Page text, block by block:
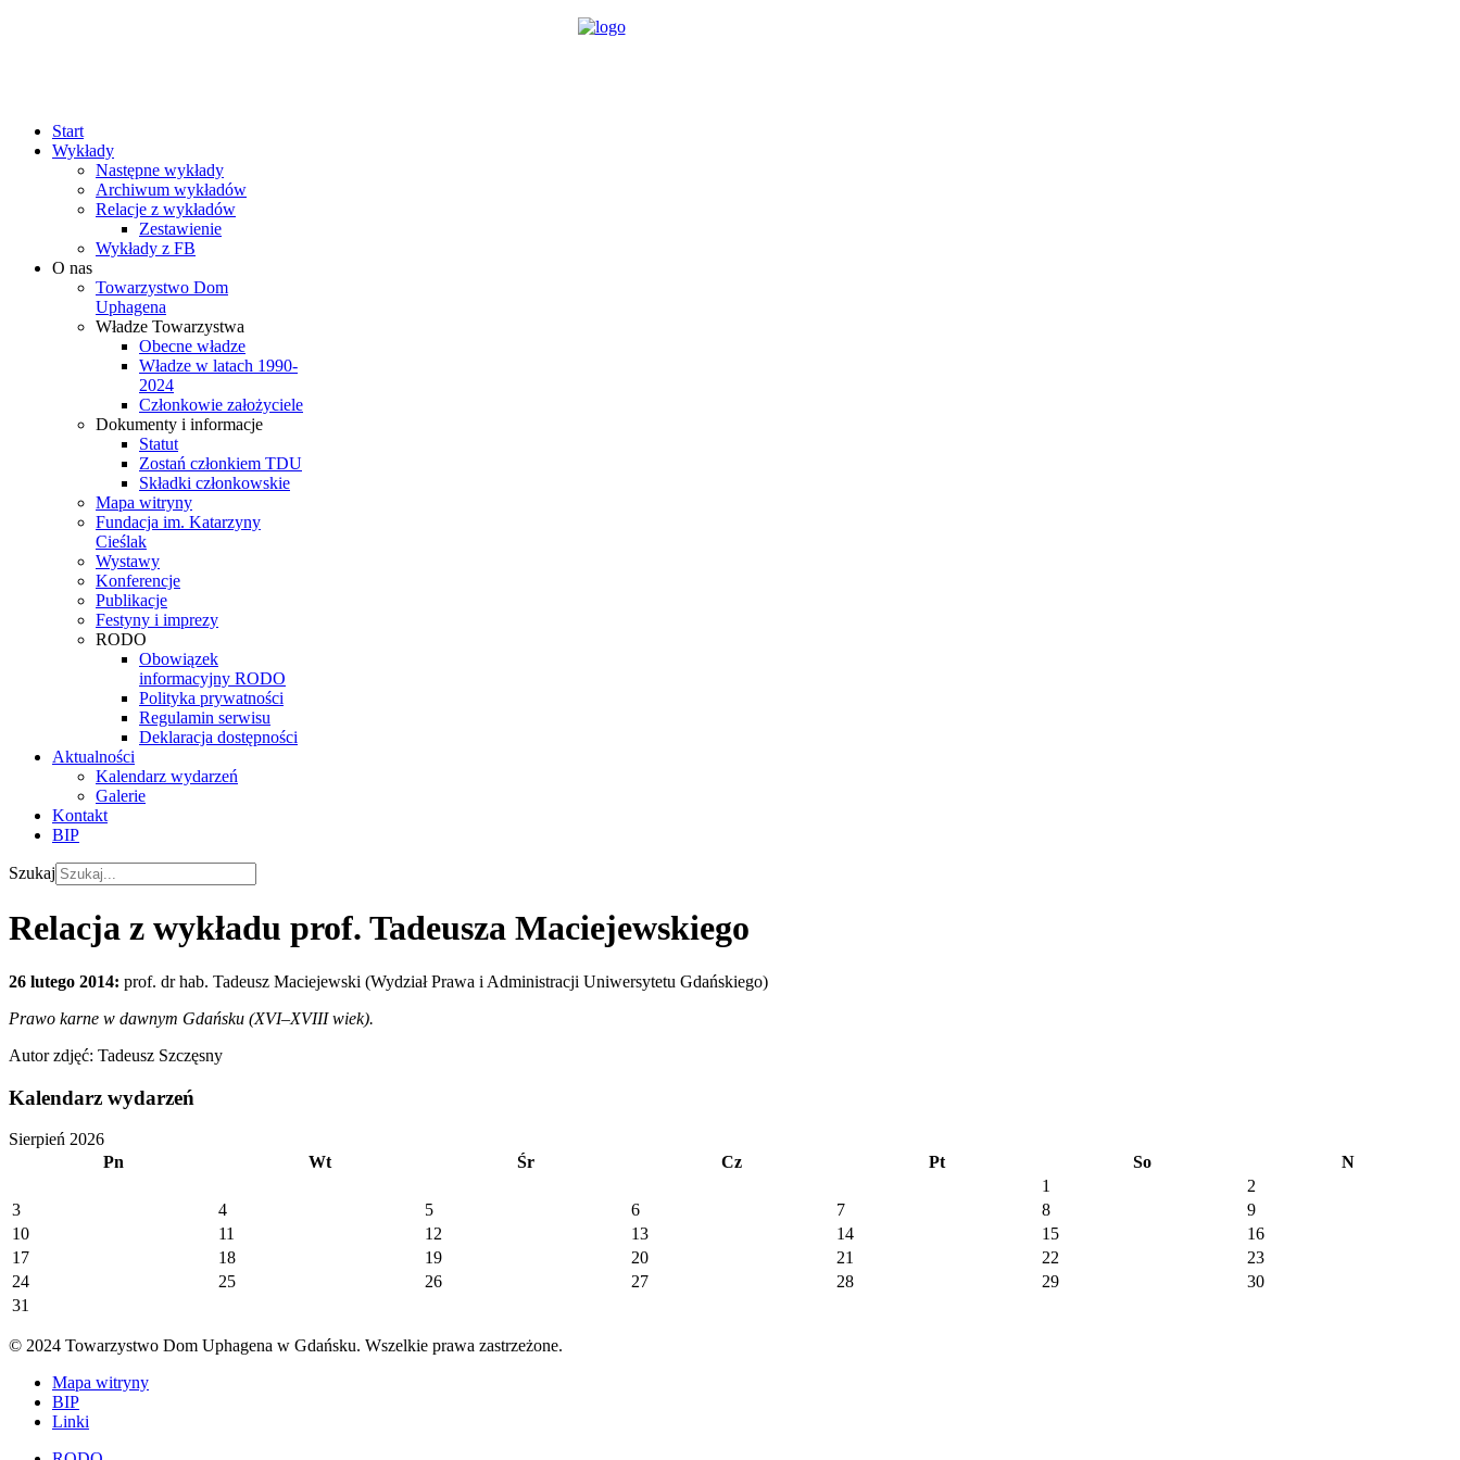
Start
Wykłady
Następne wykłady
Archiwum wykładów
Relacje z wykładów
Zestawienie
Wykłady z FB
O nas
Towarzystwo Dom
Uphagena
Władze Towarzystwa
Obecne władze
Władze w latach 1990-
2024
Członkowie założyciele
Dokumenty i informacje
Statut
Zostań członkiem TDU
Składki członkowskie
Mapa witryny
Fundacja im. Katarzyny
Cieślak
Wystawy
Konferencje
Publikacje
Festyny i imprezy
RODO
Obowiązek
informacyjny RODO
Polityka prywatności
Regulamin serwisu
Deklaracja dostępności
Aktualności
Kalendarz wydarzeń
Galerie
Kontakt
BIP
Szukaj
Relacja z wykładu prof. Tadeusza Maciejewskiego
26 lutego 2014: prof. dr hab. Tadeusz Maciejewski (Wydział Prawa i Administracji Uniwersytetu Gdańskiego)
Prawo karne w dawnym Gdańsku (XVI–XVIII wiek).
Autor zdjęć: Tadeusz Szczęsny
Kalendarz wydarzeń
Sierpień 2026
Pn
Wt Śr Cz Pt So
N
1
2
3
4 5 6 7 8
9
10
11 12 13 14 15
16
17
18 19 20 21 22
23
24
25 26 27 28 29
30
31
© 2024 Towarzystwo Dom Uphagena w Gdańsku. Wszelkie prawa zastrzeżone.
Mapa witryny
BIP
Linki